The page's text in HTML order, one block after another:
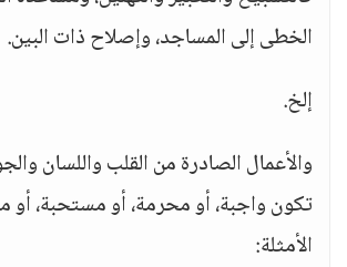
الخطى إلى المساجد، وإصلاح ذات البين.
إلخ.
والأعمال الصادرة من القلب واللسان
تكون واجبة، أو محرمة، أو مستحبة، أو
الأمثلة: